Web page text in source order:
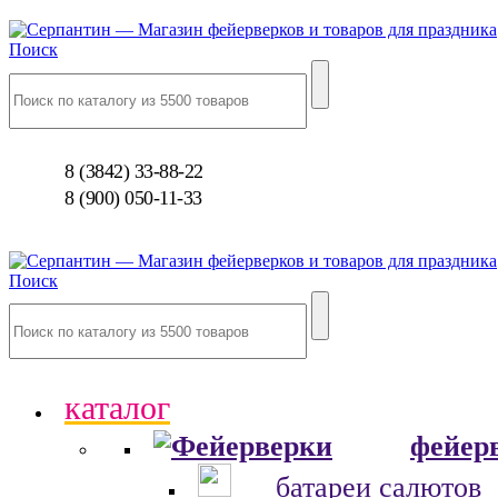
Поиск
8 (3842) 33-88-22
8 (900) 050-11-33
Поиск
каталог
батареи салютов